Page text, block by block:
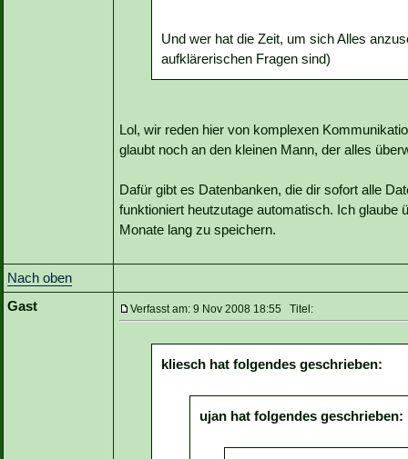
Und wer hat die Zeit, um sich Alles
aufklärerischen Fragen sind)
Lol, wir reden hier von komplexen
glaubt noch an den kleinen Mann, der alles
Dafür gibt es Datenbanken, die dir sofort alle
funktioniert heutzutage automatisch. Ich glaube
Monate lang zu speichern.
Nach oben
Gast
Verfasst am: 9 Nov 2008 18:55 Titel:
kliesch hat folgendes geschrieben:
ujan hat folgendes geschrieben: